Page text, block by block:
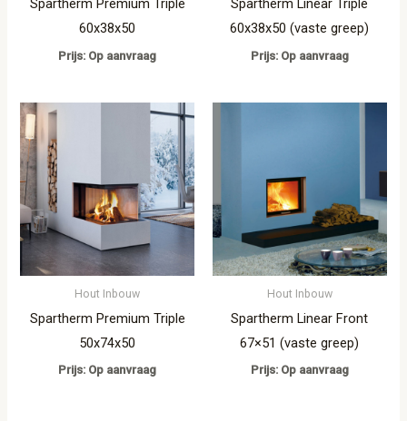
Spartherm Premium Triple
60x38x50
Prijs: Op aanvraag
Spartherm Linear Triple
60x38x50 (vaste greep)
Prijs: Op aanvraag
Hout Inbouw
Spartherm Premium Triple
50x74x50
Prijs: Op aanvraag
Hout Inbouw
Spartherm Linear Front
67×51 (vaste greep)
Prijs: Op aanvraag